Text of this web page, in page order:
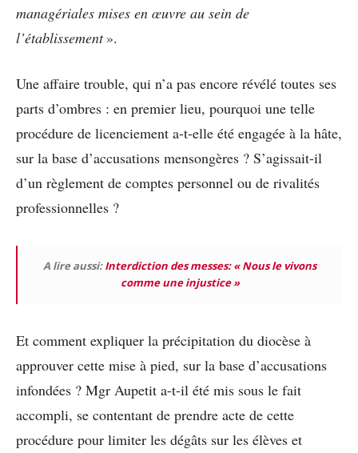
managériales mises en œuvre au sein de
l’établissement».
Une affaire trouble, qui n’a pas encore révélé toutes ses
parts d’ombres : en premier lieu, pourquoi une telle
procédure de licenciement a-t-elle été engagée à la hâte,
sur la base d’accusations mensongères ? S’agissait-il
d’un règlement de comptes personnel ou de rivalités
professionnelles ?
A lire aussi:Interdiction des messes: « Nous le vivons
comme une injustice »
Et comment expliquer la précipitation du diocèse à
approuver cette mise à pied, sur la base d’accusations
infondées ? Mgr Aupetit a-t-il été mis sous le fait
accompli, se contentant de prendre acte de cette
procédure pour limiter les dégâts sur les élèves et